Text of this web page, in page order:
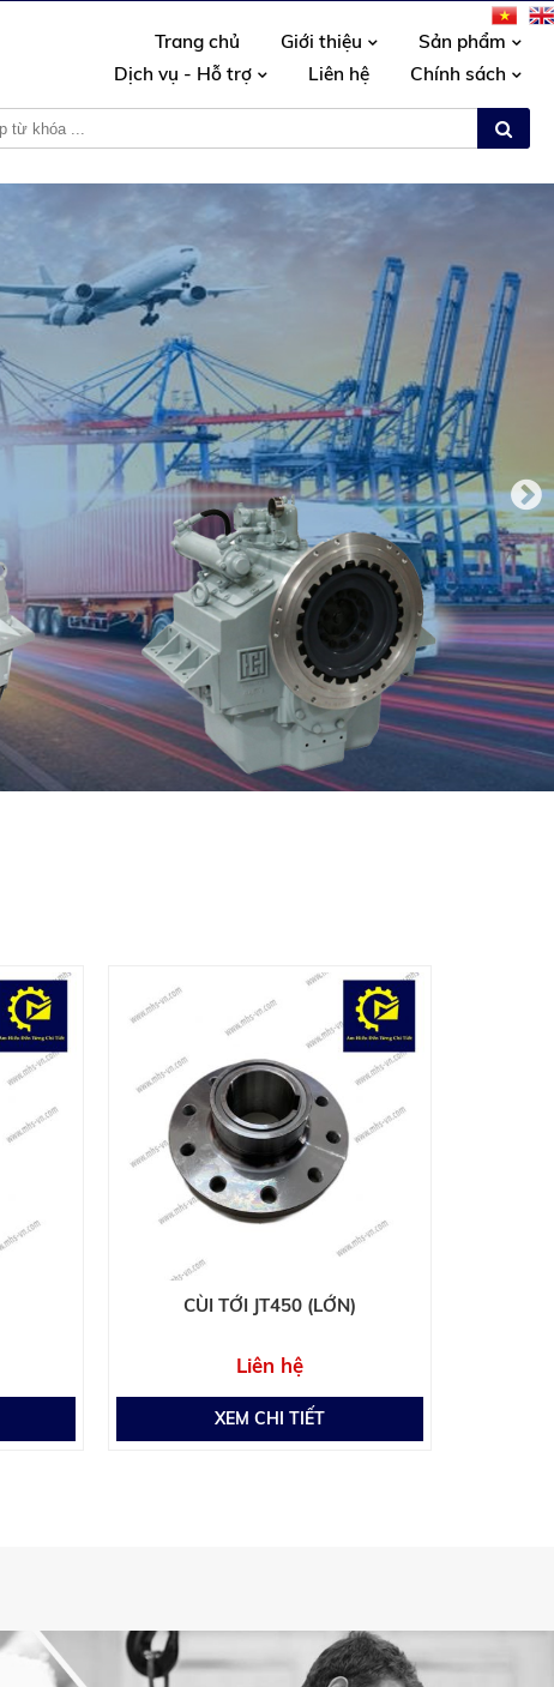
Trang chủ Giới thiệu
Sản phẩm
Dịch vụ - Hỗ trợ
Liên hệ Chính sách
CÙI TỚI JT450 (LỚN)
Liên hệ
XEM CHI TIẾT